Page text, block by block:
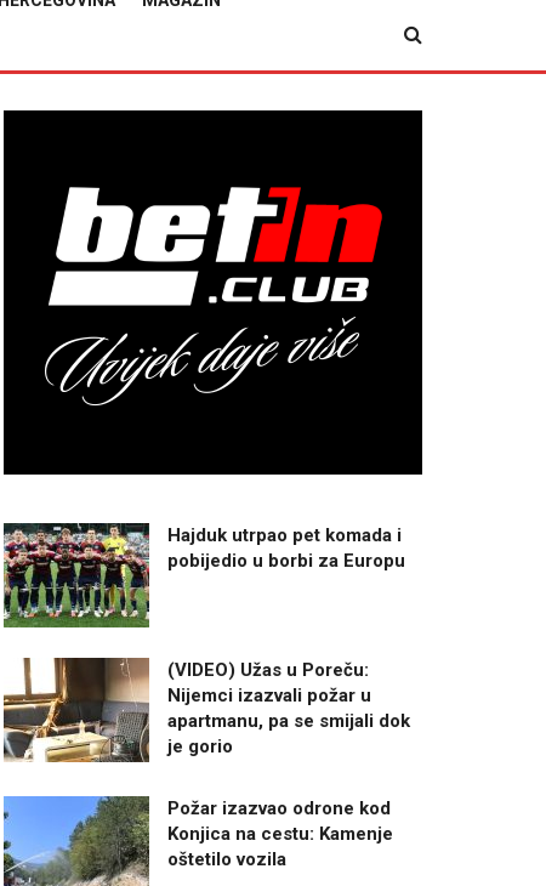
Hajduk utrpao pet komada i
pobijedio u borbi za Europu
(VIDEO) Užas u Poreču:
Nijemci izazvali požar u
apartmanu, pa se smijali dok
je gorio
Požar izazvao odrone kod
Konjica na cestu: Kamenje
oštetilo vozila